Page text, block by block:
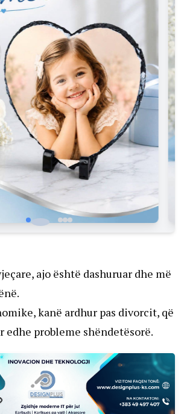
ajo është dashuruar dhe më
kanë ardhur pas divorcit, që
edhe probleme shëndetësorë.